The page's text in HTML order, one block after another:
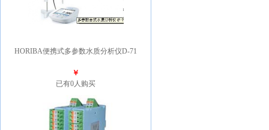
HORIBA便携式多参数水质分析仪D-71
￥
已有0人购买